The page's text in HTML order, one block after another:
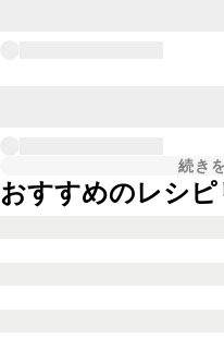
続き
おすすめのレシピ